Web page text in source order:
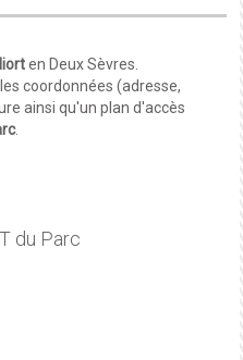
en Deux Sèvres.
coordonnées (adresse,
ainsi qu'un plan d'accès
.
du Parc